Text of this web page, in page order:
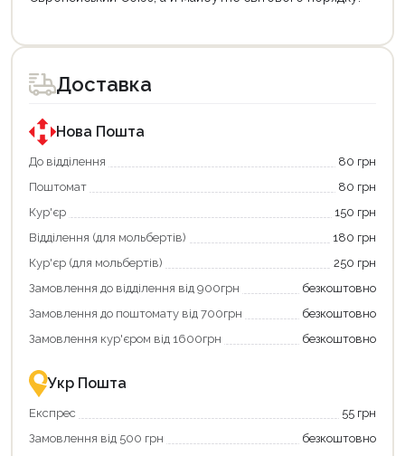
товар
для
покупки
державною
програмою
«Національний
кешбек».
покупку
«Національний
кешбек»
та
отримуйте
повернення
Економте
більше
-
із
державною
Доставка
Нова Пошта
До відділення
80 грн
Поштомат
80 грн
Кур'єр
150 грн
Відділення (для мольбертів)
180 грн
Кур'єр (для мольбертів)
250 грн
Замовлення до відділення від 900грн
безкоштовно
Замовлення до поштомату від 700грн
безкоштовно
Замовлення кур'єром від 1600грн
безкоштовно
Укр Пошта
Експрес
55 грн
Замовлення від 500 грн
безкоштовно
Продовжити покупки